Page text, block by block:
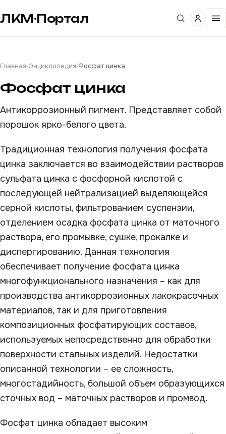
ЛКМ·Портал
Главная›Энциклопедия›Фосфат цинка
Фосфат цинка
Антикоррозионный пигмент. Представляет собой
порошок ярко-белого цвета.
Традиционная технология получения фосфата
цинка заключается во взаимодействии растворов
сульфата цинка с фосфорной кислотой с
последующей нейтрализацией выделяющейся
серной кислоты, фильтрованием суспензии,
отделением осадка фосфата цинка от маточного
раствора, его промывке, сушке, прокалке и
диспергированию. Данная технология
обеспечивает получение фосфата цинка
многофункционального назначения – как для
производства антикоррозионных лакокрасочных
материалов, так и для приготовления
композиционных фосфатирующих составов,
используемых непосредственно для обработки
поверхности стальных изделий. Недостатки
описанной технологии – ее сложность,
многостадийность, большой объем образующихся
сточных вод – маточных растворов и промвод.
Фосфат цинка обладает высоким